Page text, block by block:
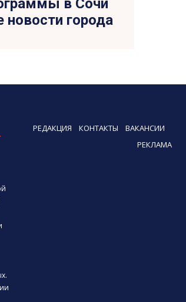
в Сочи
города
РЕДАКЦИЯ КОНТАКТЫ
ВАКАНСИИ
РЕКЛАМА